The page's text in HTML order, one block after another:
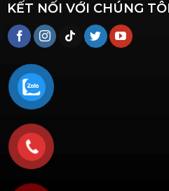
KẾT NỐI VỚI CHÚNG